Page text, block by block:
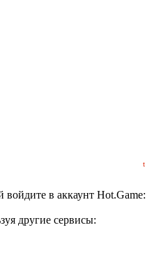
t
войдите в аккаунт Hot.Game:
другие сервисы: